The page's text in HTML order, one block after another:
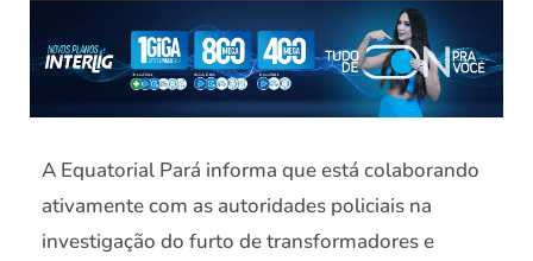
A Equatorial Pará informa que está colaborando
ativamente com as autoridades policiais na
investigação do furto de transformadores e